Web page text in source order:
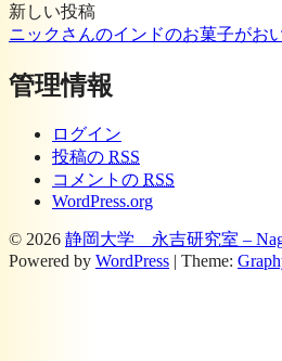
新しい投稿
ニックさんのインドのお菓子がお
管理情報
ログイン
投稿の RSS
コメントの RSS
WordPress.org
© 2026 静岡大学 永吉研究室 –
Powered by WordPress | Theme: